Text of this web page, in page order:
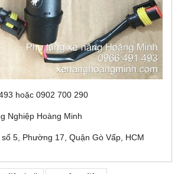
hoặc 0902 700 290
Nghiệp Hoàng Minh
5, Phường 17, Quận Gò Vấp, HCM